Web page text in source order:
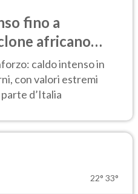
fino a
africano
caldo intenso in
con valori estremi
d’Italia
22° 33°